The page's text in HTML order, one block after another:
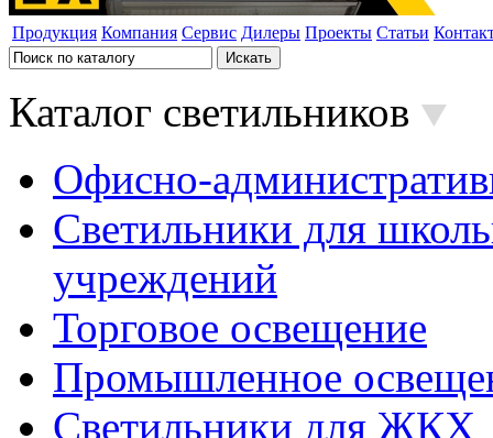
Продукция Компания Сервис Дилеры Проекты Статьи
Каталог светильников
Офисно-
Светильники для
учреждений
Торговое освещение
Промышленное
Светильники для ЖКХ